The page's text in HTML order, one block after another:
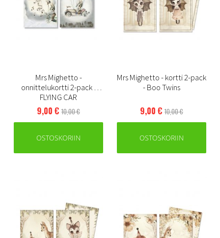
Mrs Mighetto -
onnittelukortti 2-pack -
FLYING CAR
9,00 € 10,00 €
OSTOSKORIIN
Mrs Mighetto - kortti 2-pack
- Boo Twins
9,00 € 10,00 €
OSTOSKORIIN